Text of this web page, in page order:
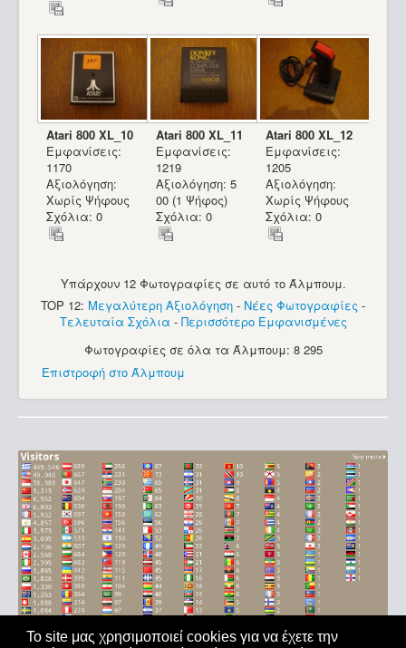
Το site μας χρησιμοποιεί cookies για να έχετε την
Atari 800 XL_10
Εμφανίσεις:
1170
Αξιολόγηση:
Χωρίς Ψήφους
Σχόλια: 0
Atari 800 XL_11
Εμφανίσεις:
1219
Αξιολόγηση: 5
00 (1 Ψήφος)
Σχόλια: 0
Atari 800 XL_12
Εμφανίσεις:
1205
Αξιολόγηση:
Χωρίς Ψήφους
Σχόλια: 0
Υπάρχουν 12 Φωτογραφίες σε αυτό το Άλμπουμ.
TOP 12: Μεγαλύτερη Αξιολόγηση - Νέες Φωτογραφίες -
Τελευταία Σχόλια - Περισσότερο Εμφανισμένες
Φωτογραφίες σε όλα τα Άλμπουμ: 8 295
Επιστροφή στο Άλμπουμ